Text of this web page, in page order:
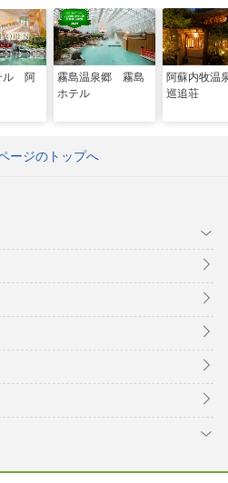
ル 阿
霧島温泉郷 霧島
ホテル
阿蘇内牧
巡追荘
ージのトップへ